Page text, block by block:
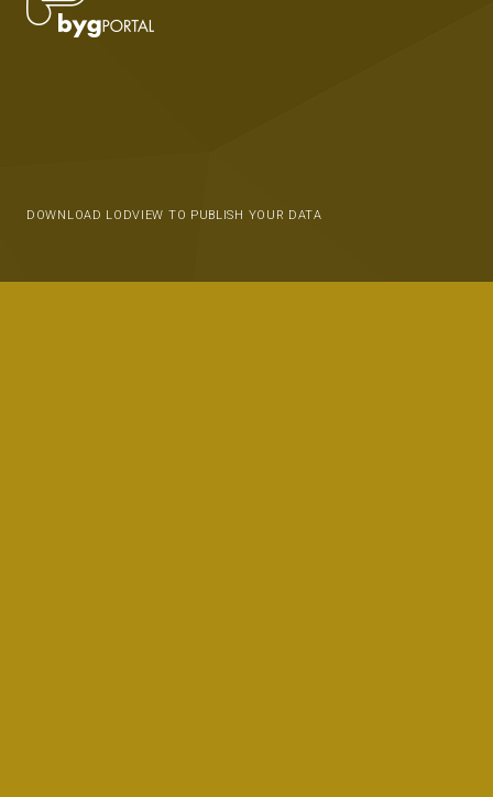
DOWNLOAD LODVIEW TO PUBLISH YOUR DATA